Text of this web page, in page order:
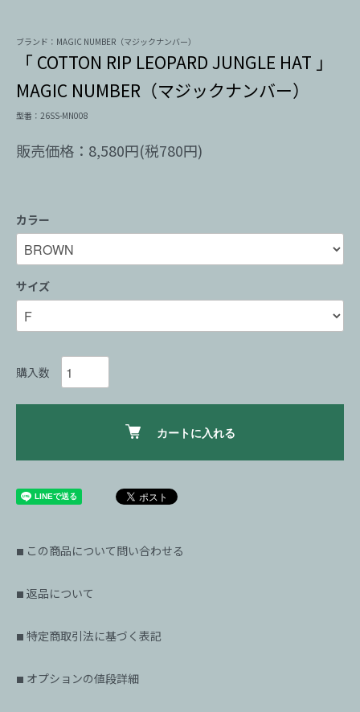
ブランド：MAGIC NUMBER（マジックナンバー）
「 COTTON RIP LEOPARD JUNGLE HAT 」
MAGIC NUMBER（マジックナンバー）
型番：26SS-MN008
販売価格：8,580円(税780円)
カラー
サイズ
購入数
カートに入れる
■ この商品について問い合わせる
■ 返品について
■ 特定商取引法に基づく表記
■ オプションの値段詳細